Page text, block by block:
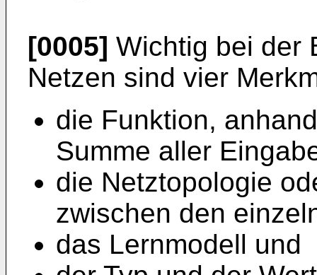
[0005] Wichtig bei der
Netzen sind vier
die Funktion,
Summe aller
die Netztopologie
zwischen den
das Lernmodell und